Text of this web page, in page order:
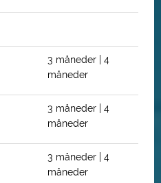
3 måneder | 4
måneder
3 måneder | 4
måneder
3 måneder | 4
måneder